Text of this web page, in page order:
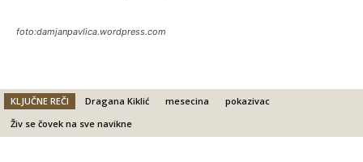
foto:damjanpavlica.wordpress.com
KLJUČNE REČI Dragana Kiklić mesecina
pokazivac
Živ se čovek na sve navikne